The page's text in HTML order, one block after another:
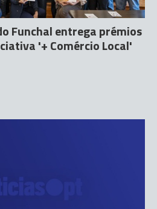
Funchal entrega prémios
'+ Comércio Local'